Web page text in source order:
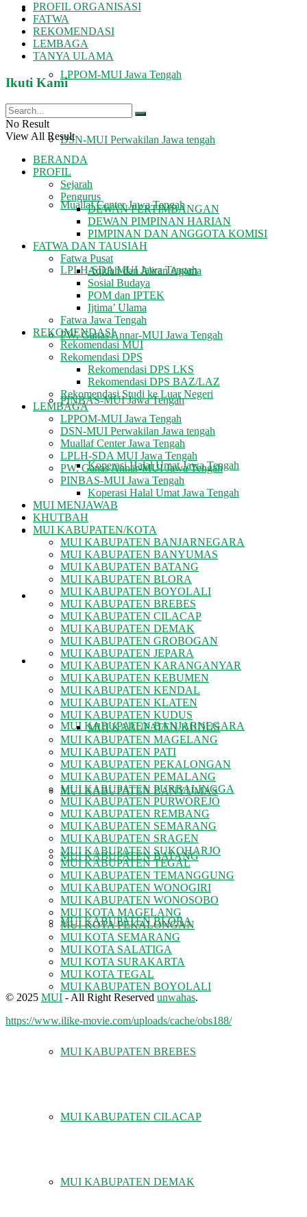
LEMBAGA
LPPOM-MUI Jawa Tengah
DSN-MUI Perwakilan Jawa tengah
Muallaf Center Jawa Tengah
LPLH-SDA MUI Jawa Tengah
PW. Ganas Annar-MUI Jawa Tengah
PINBAS-MUI Jawa Tengah
Koperasi Halal Umat Jawa Tengah
MUI MENJAWAB
KHUTBAH
MUI KABUPATEN/KOTA
MUI KABUPATEN BANJARNEGARA
MUI KABUPATEN BANYUMAS
MUI KABUPATEN BATANG
MUI KABUPATEN BLORA
MUI KABUPATEN BOYOLALI
MUI KABUPATEN BREBES
MUI KABUPATEN CILACAP
MUI KABUPATEN DEMAK
PROFIL ORGANISASI
FATWA
REKOMENDASI
LEMBAGA
TANYA ULAMA
Ikuti Kami
No Result
View All Result
BERANDA
PROFIL
Sejarah
Pengurus
DEWAN PERTIMBANGAN
DEWAN PIMPINAN HARIAN
PIMPINAN DAN ANGGOTA KOMISI
FATWA DAN TAUSIAH
Fatwa Pusat
Aqidah dan Aliran Agama
Sosial Budaya
POM dan IPTEK
Ijtima’ Ulama
Fatwa Jawa Tengah
REKOMENDASI
Rekomendasi MUI
Rekomendasi DPS
Rekomendasi DPS LKS
Rekomendasi DPS BAZ/LAZ
Rekomendasi Studi ke Luar Negeri
LEMBAGA
LPPOM-MUI Jawa Tengah
DSN-MUI Perwakilan Jawa tengah
Muallaf Center Jawa Tengah
LPLH-SDA MUI Jawa Tengah
PW. Ganas Annar-MUI Jawa Tengah
PINBAS-MUI Jawa Tengah
Koperasi Halal Umat Jawa Tengah
MUI MENJAWAB
KHUTBAH
MUI KABUPATEN/KOTA
MUI KABUPATEN BANJARNEGARA
MUI KABUPATEN BANYUMAS
MUI KABUPATEN BATANG
MUI KABUPATEN BLORA
MUI KABUPATEN BOYOLALI
MUI KABUPATEN BREBES
MUI KABUPATEN CILACAP
MUI KABUPATEN DEMAK
MUI KABUPATEN GROBOGAN
MUI KABUPATEN JEPARA
MUI KABUPATEN KARANGANYAR
MUI KABUPATEN KEBUMEN
MUI KABUPATEN KENDAL
MUI KABUPATEN KLATEN
MUI KABUPATEN KUDUS
MUI KABUPATEN KUDUS
MUI KABUPATEN MAGELANG
MUI KABUPATEN PATI
MUI KABUPATEN PEKALONGAN
MUI KABUPATEN PEMALANG
MUI KABUPATEN PURBALINGGA
MUI KABUPATEN PURWOREJO
MUI KABUPATEN REMBANG
MUI KABUPATEN SEMARANG
MUI KABUPATEN SRAGEN
MUI KABUPATEN SUKOHARJO
MUI KABUPATEN TEGAL
MUI KABUPATEN TEMANGGUNG
MUI KABUPATEN WONOGIRI
MUI KABUPATEN WONOSOBO
MUI KOTA MAGELANG
MUI KOTA PEKALONGAN
MUI KOTA SEMARANG
MUI KOTA SALATIGA
MUI KOTA SURAKARTA
MUI KOTA TEGAL
© 2025 MUI - All Right Reserved unwahas.
https://www.ilike-movie.com/uploads/cache/obs188/